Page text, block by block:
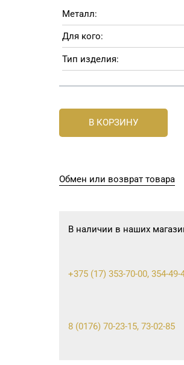
Металл:
Для кого:
Тип изделия:
В КОРЗИНУ
Обмен или возврат товара
В наличии в наших
+375 (17) 353-70-00, 354-49-
8 (0176) 70-23-15, 73-02-85